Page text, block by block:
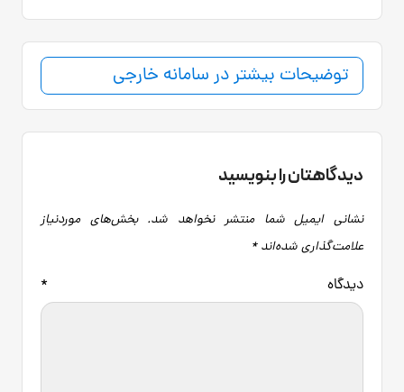
توضیحات بیشتر در سامانه خارجی
دیدگاهتان را بنویسید
نشانی ایمیل شما منتشر نخواهد شد. بخش‌های موردنیاز
علامت‌گذاری شده‌اند*
دیدگاه *